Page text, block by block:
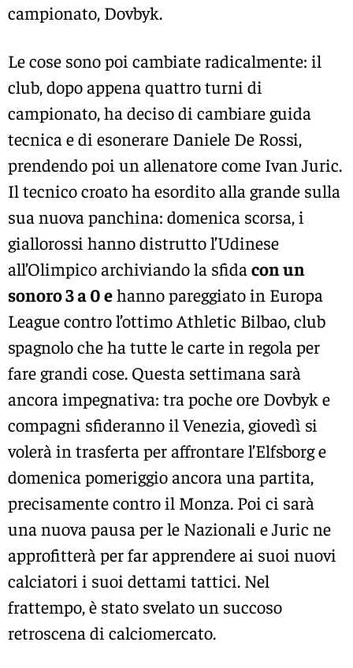
campionato, Dovbyk.
Le cose sono poi cambiate radicalmente: il
club, dopo appena quattro turni di
campionato, ha deciso di cambiare guida
tecnica e di esonerare Daniele De Rossi,
prendendo poi un allenatore come Ivan Juric.
Il tecnico croato ha esordito alla grande sulla
sua nuova panchina: domenica scorsa, i
giallorossi hanno distrutto l’Udinese
all’Olimpico archiviando la sfida con un
sonoro 3 a 0 ehanno pareggiato in Europa
League contro l’ottimo Athletic Bilbao, club
spagnolo che ha tutte le carte in regola per
fare grandi cose. Questa settimana sarà
ancora impegnativa: tra poche ore Dovbyk e
compagni sfideranno il Venezia, giovedì si
volerà in trasferta per affrontare l’Elfsborg e
domenica pomeriggio ancora una partita,
precisamente contro il Monza. Poi ci sarà
una nuova pausa per le Nazionali e Juric ne
approfitterà per far apprendere ai suoi nuovi
calciatori i suoi dettami tattici. Nel
frattempo, è stato svelato un succoso
retroscena di calciomercato.